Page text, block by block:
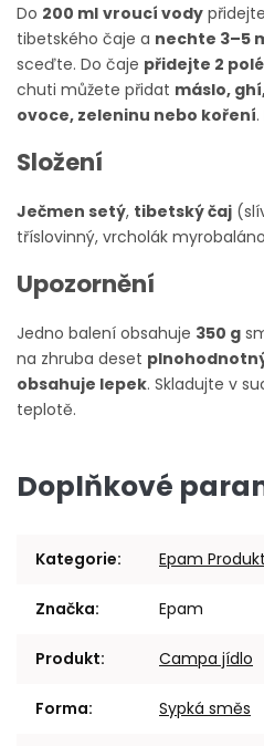
Do 200 ml vroucí vody přidejte
tibetského čaje a nechte 3–5
sceďte. Do čaje přidejte 2
chuti můžete přidat máslo,
ovoce, zeleninu nebo koření
Složení
Ječmen setý, tibetský čaj
tříslovinný, vrcholák
Upozornění
Jedno balení obsahuje 350 g
na zhruba deset
obsahuje lepek. Skladujte v
teplotě.
Doplňkové
Kategorie: Epam
Značka: Epam
Produkt: Campa jídlo
Forma: Sypká směs